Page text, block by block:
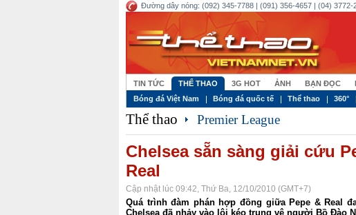
Đường dây nóng: (092) 345-7788 | (091) 356-4657 | (04)
TIN TỨC THỂ THAO 3G HOT ẢNH BẠN ĐỌC
Bóng đá Việt Nam
Bóng đá quốc tế Thể thao 360°
Thể thao Premier League
Chelsea sẵn sàng giải cứu
Real
Cập nhật lúc 09:42, Thứ Ba, 12/10/2010 (GMT+7)
Quá trình đàm phán hợp đồng giữa Pepe & Real
Chelsea đã nhảy vào lôi kéo trung vệ người Bồ Đào